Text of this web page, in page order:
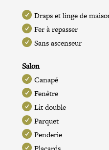
Draps et linge de
Fer à repasser
Sans ascenseur
Salon
Canapé
Fenêtre
Lit double
Parquet
Penderie